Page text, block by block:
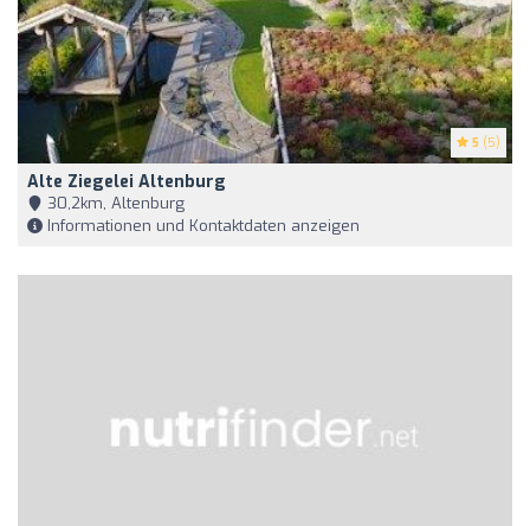
5 (5)
Alte Ziegelei Altenburg
30,2km, Altenburg
Informationen und Kontaktdaten anzeigen